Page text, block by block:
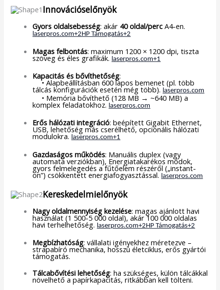
Innovációselőnyök
Gyors oldalsebesség: akár 40 oldal/perc A4-en.
laserpros.com+2HP Támogatás+2
Magas felbontás: maximum 1200 × 1200 dpi, tiszta
szöveg és éles grafikák. laserpros.com+1
Kapacitás és bővíthetőség:
• Alapbeállításban 600 lapos bemenet (pl. több
tálcás konfigurációk esetén még több). laserpros.com
• Memória bővíthető (128 MB → ~640 MB) a
komplex feladatokhoz. laserpros.com
Erős hálózati integráció: beépített Gigabit Ethernet,
USB, lehetőség más cserélhető, opcionális hálózati
modulokra. laserpros.com+1
Gazdaságos működés: Manuális duplex (vagy
automata verziókban), Energiatakarékos módok,
gyors felmelegedés a fűtőelem részéről („instant-
on”) csökkentett energiafogyasztással. laserpros.com
Kereskedelmielőnyök
Nagy oldalmennyiség kezelése: magas ajánlott havi
használat (1 500-5 000 oldal), akár 100 000 oldalas
havi terhelhetőség. laserpros.com+2HP Támogatás+2
Megbízhatóság: vállalati igényekhez méretezve –
strapabíró mechanika, hosszú életciklus, erős gyártói
támogatás.
Tálcabővítési lehetőség: ha szükséges, külön tálcákkal
növelhető a papírkapacitás, ritkábban kell tölteni.